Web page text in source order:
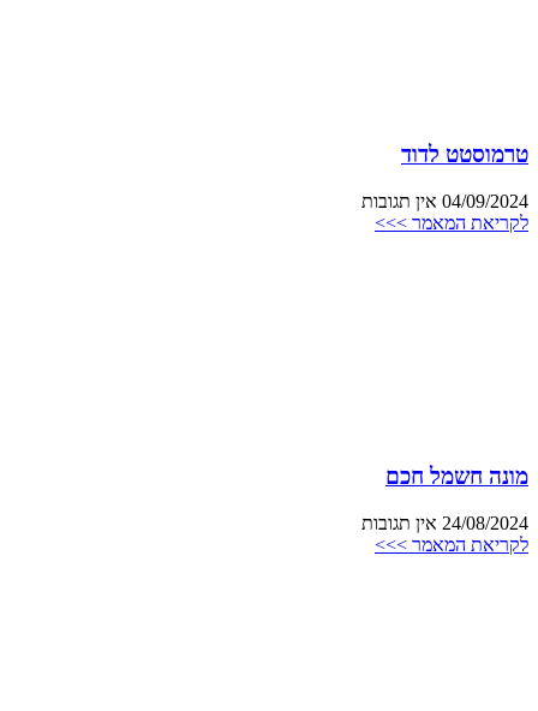
טרמוסטט לדוד
04/09/2024 אין תגובות
לקריאת המאמר >>>
מונה חשמל חכם
24/08/2024 אין תגובות
לקריאת המאמר >>>